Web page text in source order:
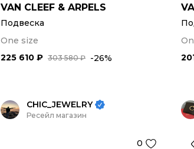
VAN CLEEF & ARPELS
Подвеска
One size
303 580 ₽
225 610 ₽ -26%
CHIC_JEWELRY
Ресейл магазин
0